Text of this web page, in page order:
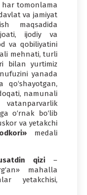
har tomonlama
va jamiyat
maqsadida
ijodiy va
va qobiliyatini
mehnati, turli
bilan yurtimiz
yanada
qo‘shayotgan,
namunali
o‘rnak bo‘lib
va yetakchi
medali
qizi –
mahalla
yetakchisi,